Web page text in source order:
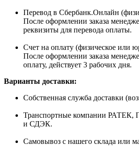
Перевод в Сбербанк.Онлайн
После оформлении заказа
реквизиты для перевода оплаты.
Счет на оплату (физическое или
После оформлении заказа
оплату, действует 3 рабочих дня.
Варианты доставки:
Собственная служба доставки
Транспортные компании РАТЕК,
и СДЭК.
Самовывоз с нашего склада или